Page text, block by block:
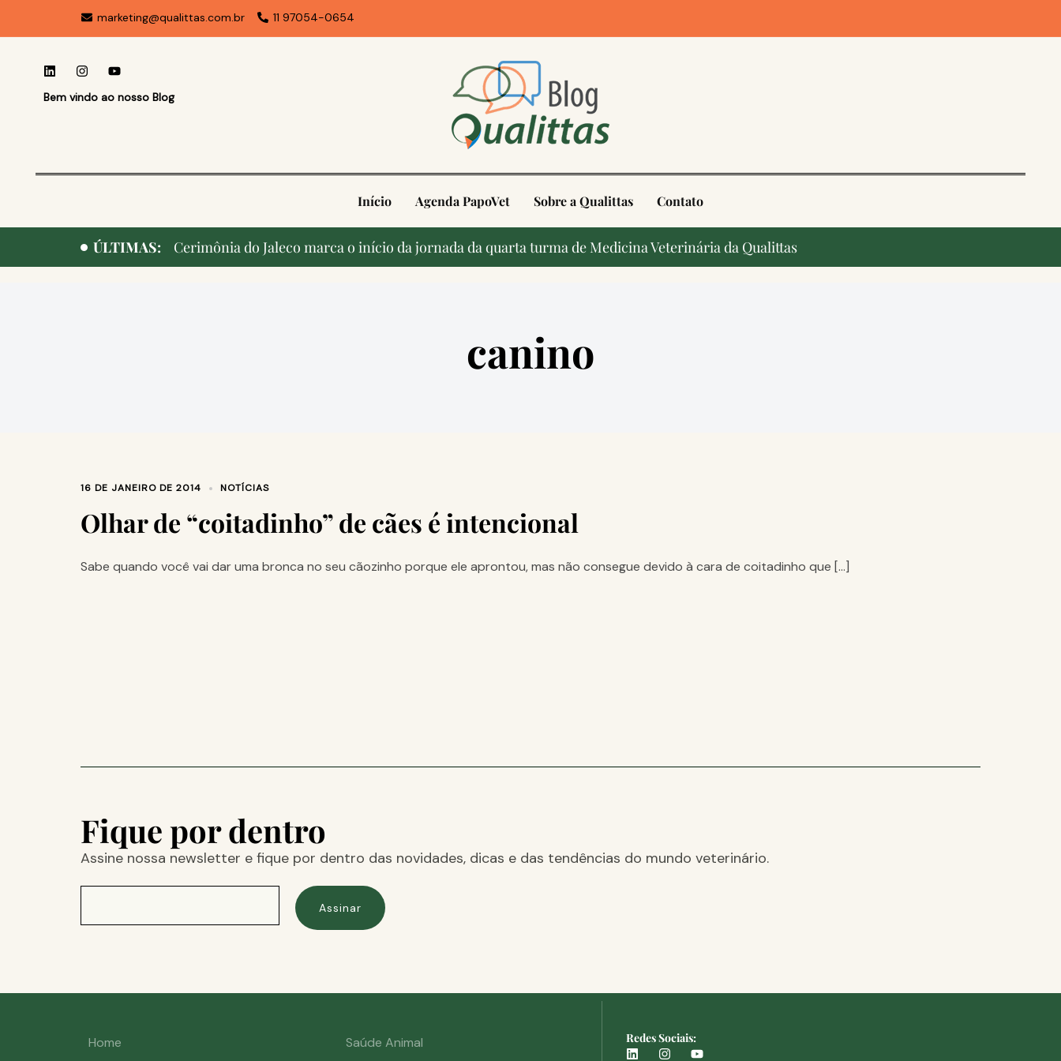
marketing@qualittas.com.br 11 97054-0654
Bem vindo ao nosso Blog
Início Agenda PapoVet Sobre a Qualittas Contato
ÚLTIMAS: Cerimônia do Jaleco marca o início da jornada da quarta turma de Medicina Veterinária da Qualittas
canino
16 DE JANEIRO DE 2014 NOTÍCIAS
Olhar de “coitadinho” de cães é intencional
Sabe quando você vai dar uma bronca no seu cãozinho porque ele aprontou, mas não consegue devido à cara de coitadinho que […]
Fique por dentro
Assine nossa newsletter e fique por dentro das novidades, dicas e das tendências do mundo veterinário.
Assinar
Home
Saúde Animal
Redes Sociais: